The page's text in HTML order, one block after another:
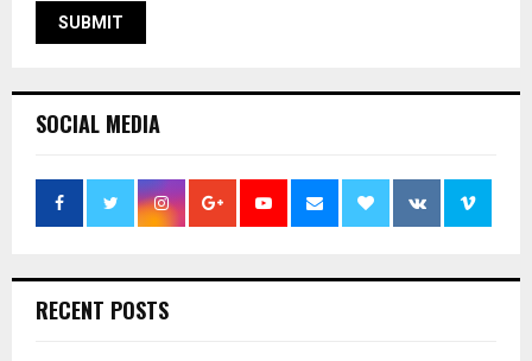
SOCIAL MEDIA
RECENT POSTS